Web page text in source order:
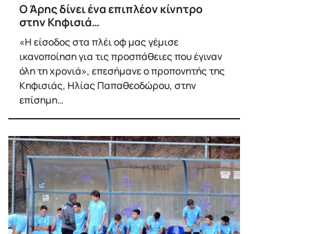
Ο Άρης δίνει ένα επιπλέον κίνητρο
στην Κηφισιά…
«Η είσοδος στα πλέι οφ μας γέμισε
ικανοποίηση για τις προσπάθειες που έγιναν
όλη τη χρονιά», επεσήμανε ο προπονητής της
Κηφισιάς, Ηλίας Παπαθεοδώρου, στην
επίσημη…